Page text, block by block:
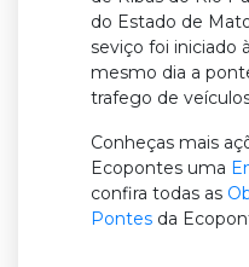
do Estado de
seviço foi iniciado
mesmo dia a
trafego de
Conheças mais
Ecopontes uma
confira todas as
Pontes da